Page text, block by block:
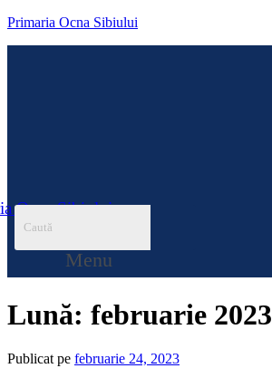
Primaria Ocna Sibiului
Ocna Sibiului
Menu
Lună: februarie 2023
Publicat pe februarie 24, 2023